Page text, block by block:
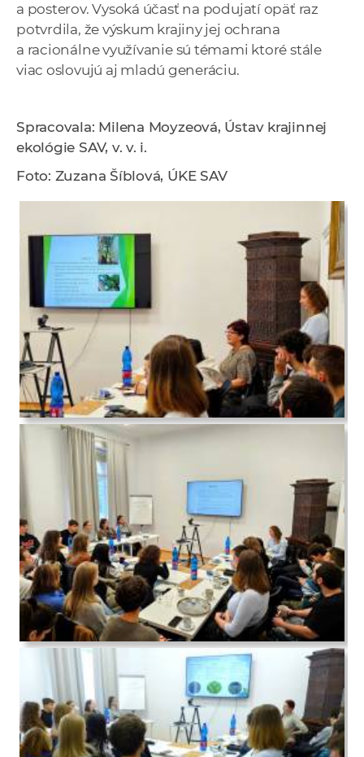
a posterov. Vysoká účasť na podujatí opäť raz
potvrdila, že výskum krajiny jej ochrana
a racionálne využívanie sú témami ktoré stále
viac oslovujú aj mladú generáciu.
Spracovala: Milena Moyzeová, Ústav krajinnej
ekológie SAV, v. v. i.
Foto: Zuzana Šíblová, ÚKE SAV